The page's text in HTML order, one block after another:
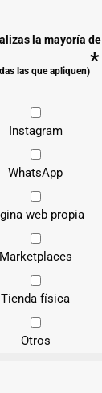
la mayoría
las que apliquen)*
Instagram
WhatsApp
web propia
Marketplaces
Tienda física
Otros